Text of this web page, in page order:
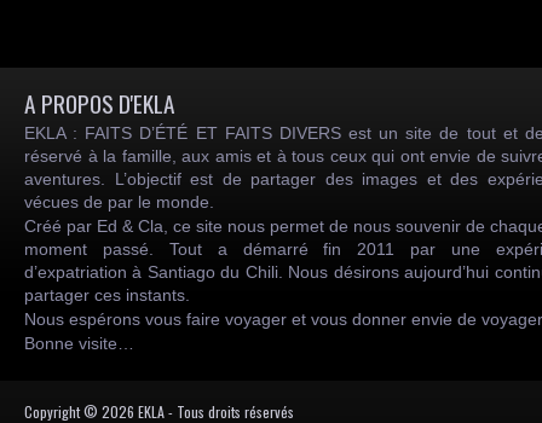
A PROPOS D'EKLA
EKLA : FAITS D’ÉTÉ ET FAITS DIVERS est un site de tout et
réservé à la famille, aux amis et à tous ceux qui ont envie de
aventures. L’objectif est de partager des images et des
vécues de par le monde.
Créé par Ed & Cla, ce site nous permet de nous souvenir de
moment passé. Tout a démarré fin 2011 par une
d’expatriation à Santiago du Chili. Nous désirons aujourd’hui
partager ces instants.
Nous espérons vous faire voyager et vous donner envie de
Bonne visite…
Copyright © 2026 EKLA - Tous droits réservés